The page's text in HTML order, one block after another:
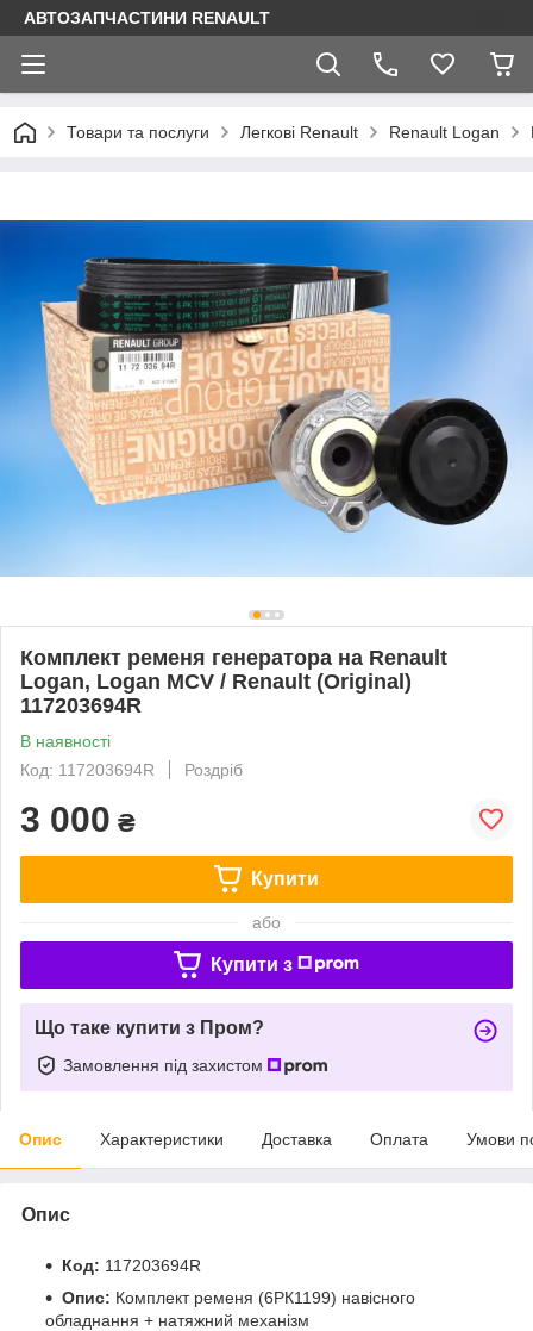
АВТОЗАПЧАСТИНИ RENAULT
Товари та послуги Легкові Renault Renault Logan
Комплект ременя генератора на Renault
Logan, Logan MCV / Renault (Original)
117203694R
В наявності
Код: 117203694R
Роздріб
3 000 ₴
Купити
або
Купити з
Що таке купити з Пром?
Замовлення під захистом
Опис Характеристики Доставка Оплата Умови
Опис
Код: 117203694R
Опис: Комплект ременя (6РК1199) навісного
обладнання + натяжний механізм